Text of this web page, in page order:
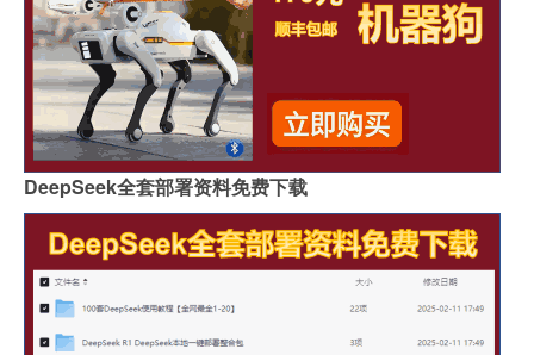
DeepSeek全套部署资料免费下载